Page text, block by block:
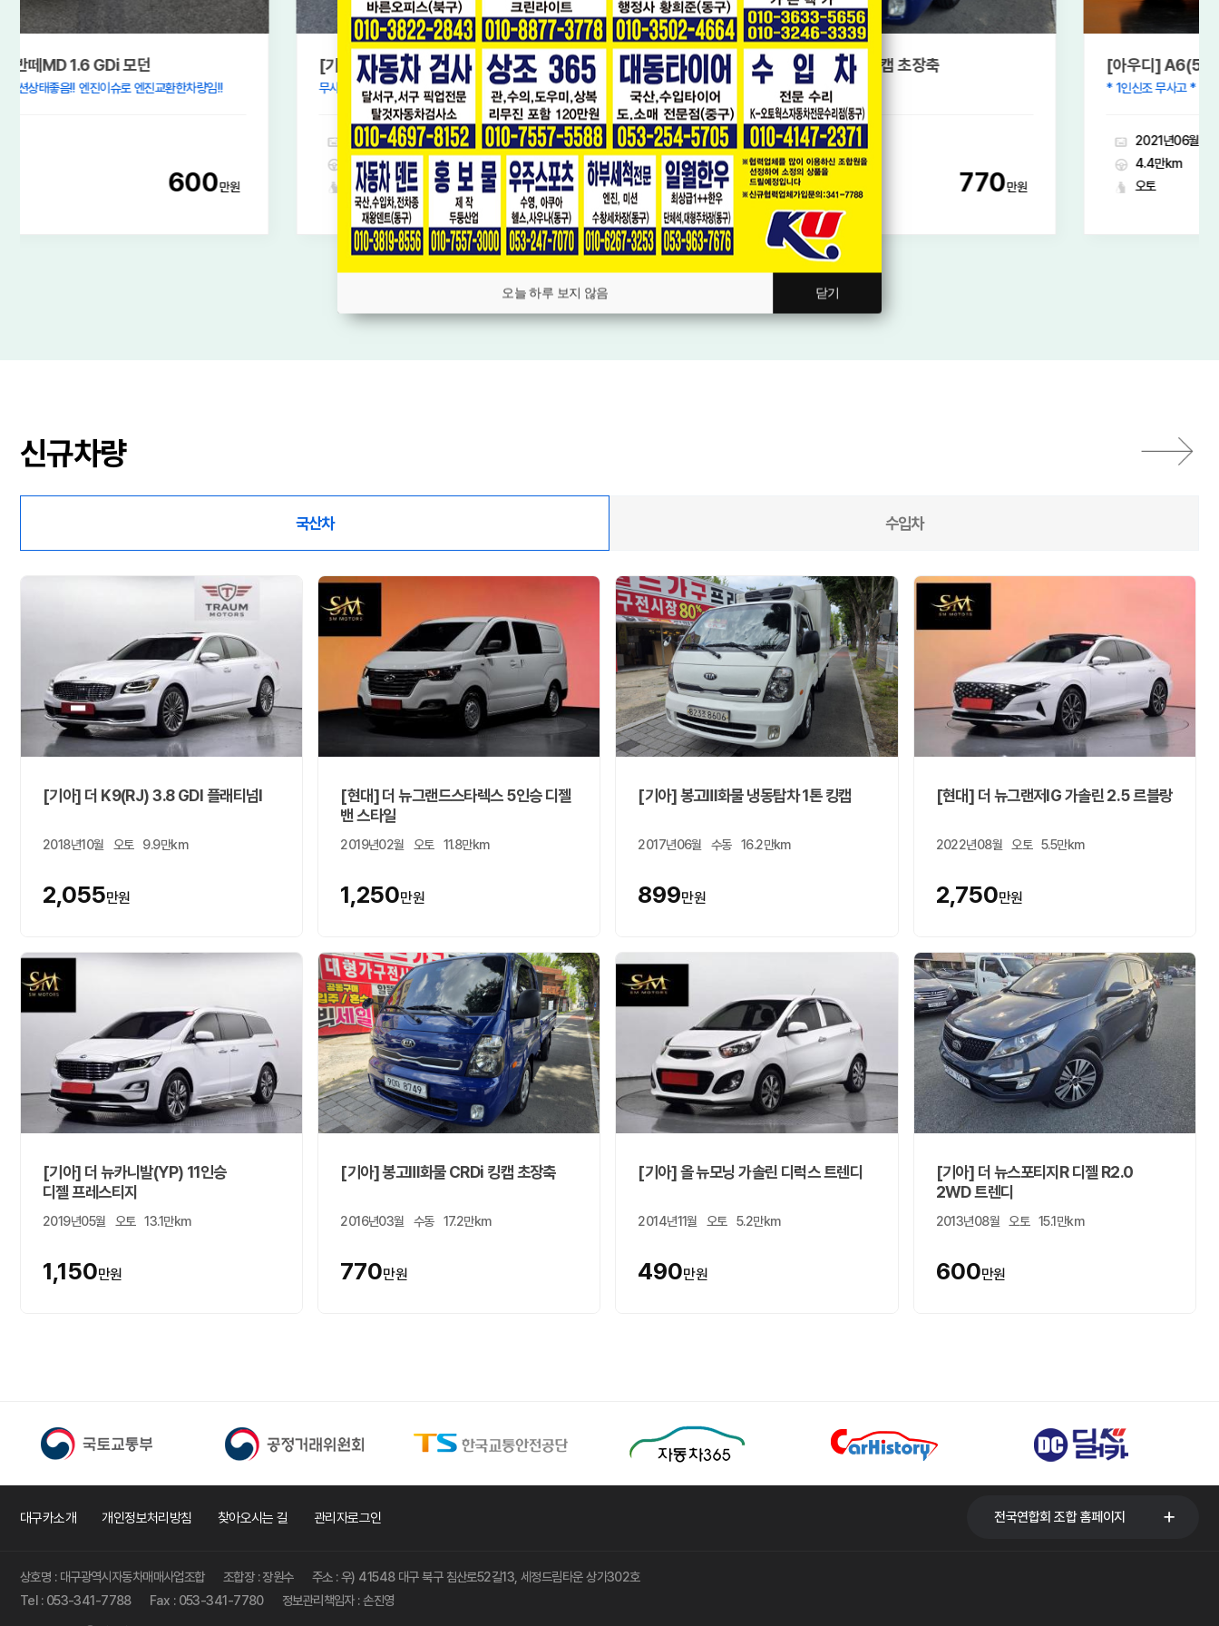
오늘 하루 보지 않음 닫기
[기아] 더 뉴스포티지R 디젤 R2.0 2WD 트렌디
무사고차량!! 엔진미션상태좋음!!
600 만원
[기아] 봉고Ⅲ화물 CRDi 킹캡 초장축
2016년03월
17.2만km
수동
770 만원
[아우디] A6(5세대) 45 TDI 콰트로 프리미엄
* 1인신조 무사고 * 고스트 클로징 작업 * 차량 컨디션 완벽 *
3,820만원
신규차량
국산차 수입차
[기아] 더 K9(RJ) 3.8 GDI 플래티넘Ⅰ
2018년10월 오토 9.9만km
2,055만원
[현대] 더 뉴그랜드스타렉스 5인승 디젤
밴 스타일
2019년02월 오토 11.8만km
1,250만원
[기아] 봉고Ⅲ화물 냉동탑차 1톤 킹캡
2017년06월 수동 16.2만km
899만원
[현대] 더 뉴그랜저IG 가솔린 2.5 르블랑
2022년08월 오토 5.5만km
2,750만원
[기아] 더 뉴카니발(YP) 11인승
디젤 프레스티지
2019년05월 오토 13.1만km
1,150만원
[기아] 봉고Ⅲ화물 CRDi 킹캡 초장축
2016년03월 수동 17.2만km
770만원
[기아] 올 뉴모닝 가솔린 디럭스 트렌디
2014년11월 오토 5.2만km
490만원
[기아] 더 뉴스포티지R 디젤 R2.0
2WD 트렌디
2013년08월 오토 15.1만km
600만원
전국연합회 조합 홈페이지
대구카소개 개인정보처리방침 찾아오시는 길 관리자로그인
상호명 : 대구광역시자동차매매사업조합 조합장 : 장원수
주소 : 우) 41548 대구 북구 침산로52길13, 세정드림타운 상가302호
Tel : 053-341-7788
Fax : 053-341-7780 정보관리책임자 : 손진영